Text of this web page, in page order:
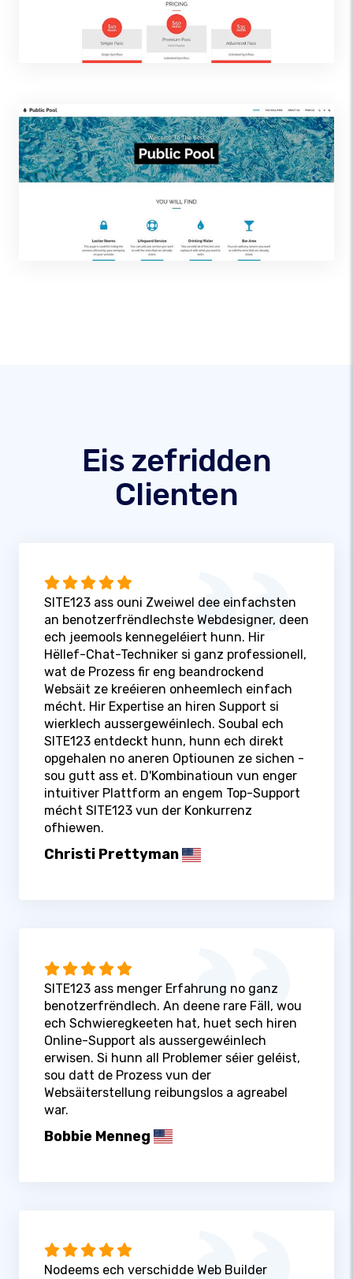
Eis zefridden
Clienten
SITE123 ass ouni Zweiwel dee einfachsten
an benotzerfrëndlechste Webdesigner, deen
ech jeemools kennegeléiert hunn. Hir
Hëllef-Chat-Techniker si ganz professionell,
wat de Prozess fir eng beandrockend
Websäit ze kreéieren onheemlech einfach
mécht. Hir Expertise an hiren Support si
wierklech aussergewéinlech. Soubal ech
SITE123 entdeckt hunn, hunn ech direkt
opgehalen no aneren Optiounen ze sichen -
sou gutt ass et. D'Kombinatioun vun enger
intuitiver Plattform an engem Top-Support
mécht SITE123 vun der Konkurrenz
ofhiewen.
Christi Prettyman
SITE123 ass menger Erfahrung no ganz
benotzerfrëndlech. An deene rare Fäll, wou
ech Schwieregkeeten hat, huet sech hiren
Online-Support als aussergewéinlech
erwisen. Si hunn all Problemer séier geléist,
sou datt de Prozess vun der
Websäiterstellung reibungslos a agreabel
war.
Bobbie Menneg
Nodeems ech verschidde Web Builder